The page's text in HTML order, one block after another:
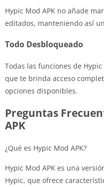
Hypic Mod APK no añade
editados, manteniendo así
Todo Desbloqueado
Todas las funciones de
que te brinda acceso
opciones disponibles.
Preguntas
APK
¿Qué es Hypic Mod APK?
Hypic Mod APK es una
Hypic, que ofrece